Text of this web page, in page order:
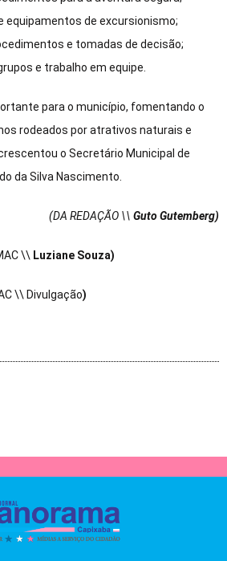
equipamentos de excursionismo;
e tomadas de decisão;
e trabalho em equipe.
para o município, fomentando o
rodeados por atrativos naturais e
o Secretário Municipal de
da Silva Nascimento.
(DA REDAÇÃO \\ Guto Gutemberg)
\\ Luziane Souza)
\\ Divulgação)